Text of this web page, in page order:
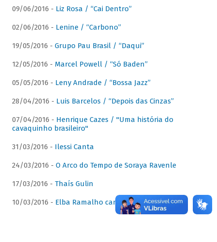
09/06/2016 - Liz Rosa / “Cai Dentro”
02/06/2016 - Lenine / “Carbono”
19/05/2016 - Grupo Pau Brasil / “Daqui”
12/05/2016 - Marcel Powell / “Só Baden”
05/05/2016 - Leny Andrade / “Bossa Jazz”
28/04/2016 - Luis Barcelos / “Depois das Cinzas”
07/04/2016 - Henrique Cazes / "Uma história do
cavaquinho brasileiro"
31/03/2016 - Ilessi Canta
24/03/2016 - O Arco do Tempo de Soraya Ravenle
17/03/2016 - Thaís Gulin
10/03/2016 - Elba Ramalho canta Dominguinhos